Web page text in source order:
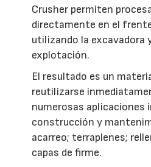
Crusher permiten
directamente en el
utilizando la excavadora
explotación.
El resultado es un
reutilizarse
numerosas aplicaciones
construcción y
acarreo; terraplenes;
capas de firme.